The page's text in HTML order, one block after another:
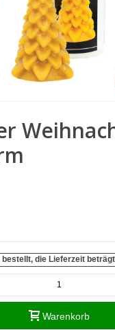
die Lieferzeit beträgt
Warenkorb